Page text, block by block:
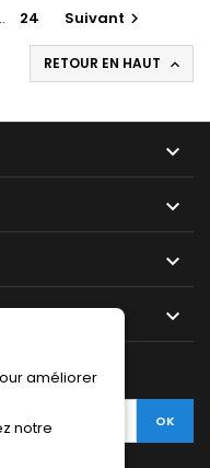
24 Suivant 
RETOUR EN HAUT 




améliorer
notre